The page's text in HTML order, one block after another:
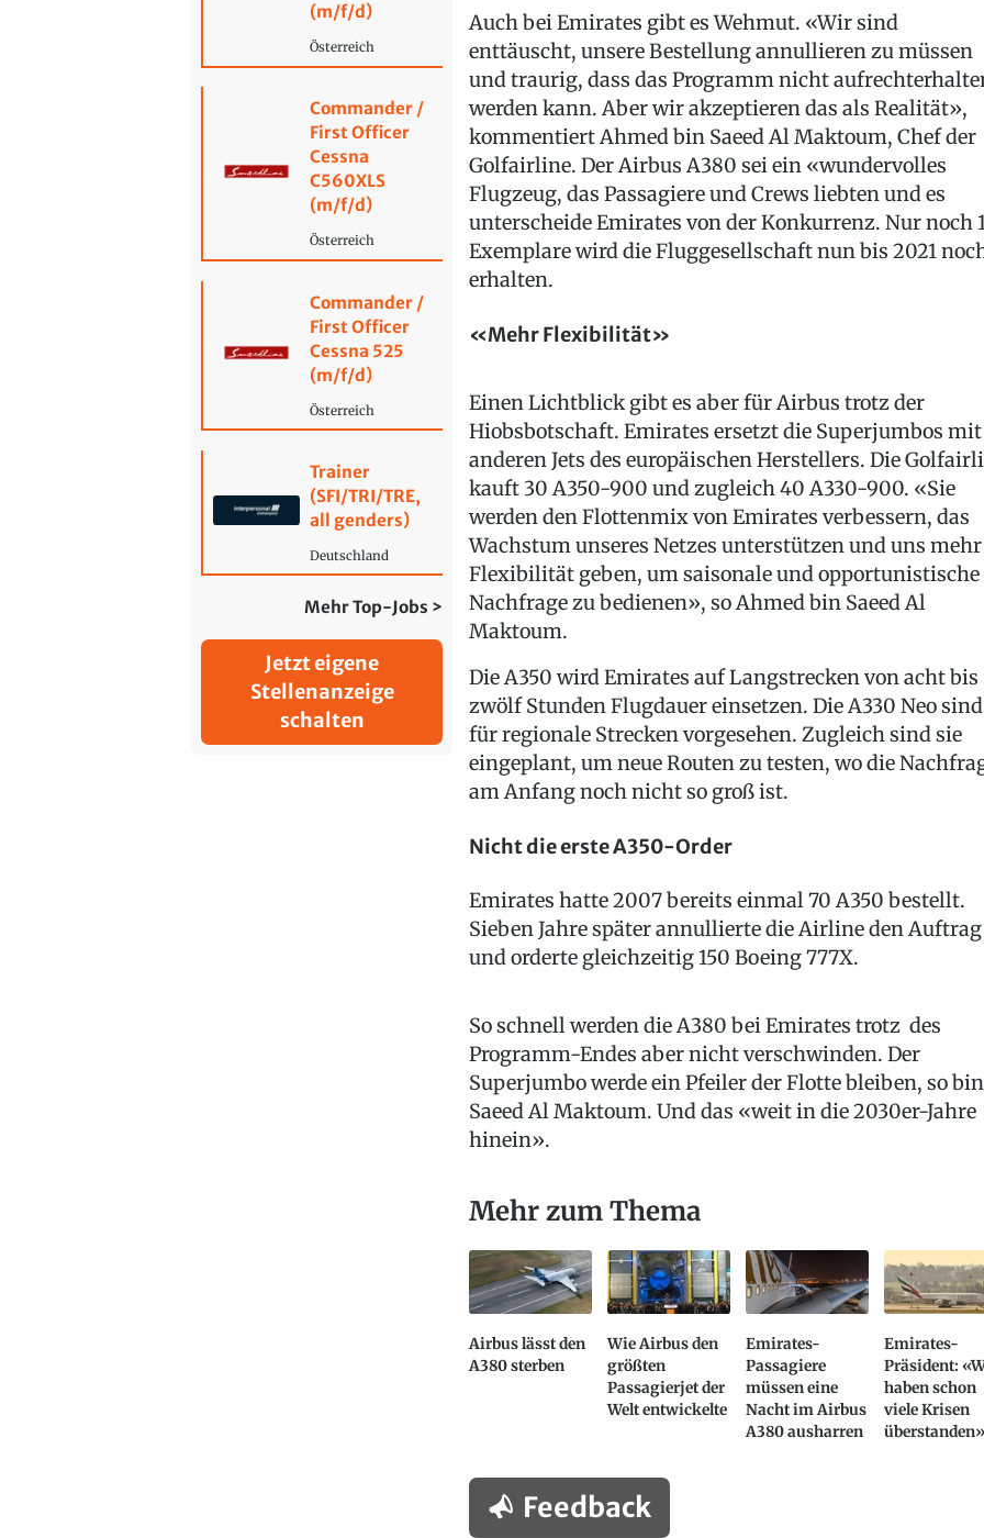
(m/f/d)
Österreich
Commander /
First Officer
Cessna
C560XLS
(m/f/d)
Österreich
Commander /
First Officer
Cessna 525
(m/f/d)
Österreich
Trainer
(SFI/TRI/TRE,
all genders)
Deutschland
Mehr Top-Jobs >
Jetzt eigene
Stellenanzeige
schalten
Auch bei Emirates gibt es Wehmut. «Wir sind
enttäuscht, unsere Bestellung annullieren zu müssen
und traurig, dass das Programm nicht
werden kann. Aber wir akzeptieren das als Realität»,
kommentiert Ahmed bin Saeed Al Maktoum, Chef der
Golfairline. Der Airbus A380 sei ein «wundervolles
Flugzeug, das Passagiere und Crews liebten und es
unterscheide Emirates von der Konkurrenz. Nur noch
Exemplare wird die Fluggesellschaft nun bis 2021
erhalten.
«Mehr Flexibilität»
Einen Lichtblick gibt es aber für Airbus trotz der
Hiobsbotschaft. Emirates ersetzt die Superjumbos mit
anderen Jets des europäischen Herstellers. Die
kauft 30 A350-900 und zugleich 40 A330-900. «Sie
werden den Flottenmix von Emirates verbessern, das
Wachstum unseres Netzes unterstützen und uns mehr
Flexibilität geben, um saisonale und opportunistische
Nachfrage zu bedienen», so Ahmed bin Saeed Al
Maktoum.
Die A350 wird Emirates auf Langstrecken von acht bis
zwölf Stunden Flugdauer einsetzen. Die A330 Neo sind
für regionale Strecken vorgesehen. Zugleich sind sie
eingeplant, um neue Routen zu testen, wo die
am Anfang noch nicht so groß ist.
Nicht die erste A350-Order
Emirates hatte 2007 bereits einmal 70 A350 bestellt.
Sieben Jahre später annullierte die Airline den
und orderte gleichzeitig 150 Boeing 777X.
So schnell werden die A380 bei Emirates trotz des
Programm-Endes aber nicht verschwinden. Der
Superjumbo werde ein Pfeiler der Flotte bleiben, so bin
Saeed Al Maktoum. Und das «weit in die 2030er-Jahre
hinein».
Mehr zum Thema
Airbus lässt den
A380 sterben
Wie Airbus den
größten
Passagierjet der
Welt entwickelte
Emirates-
Passagiere
müssen eine
Nacht im Airbus
A380 ausharren
Emirates-
Präsident:
haben schon
viele Krisen
Feedback